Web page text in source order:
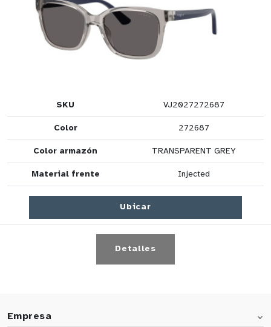
SKU VJ2027272687
Color 272687
Color armazón TRANSPARENT GREY
Material frente Injected
Ubicar
Detalles
Empresa